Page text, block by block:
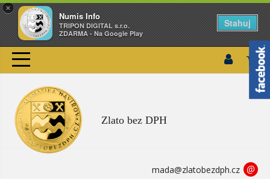
×
Numis Info
TRIPON DIGITAL s.r.o.
ZDARMA - Na Google Play
Stahuj
Zlato bez DPH
mada@zlatobezdph.cz @